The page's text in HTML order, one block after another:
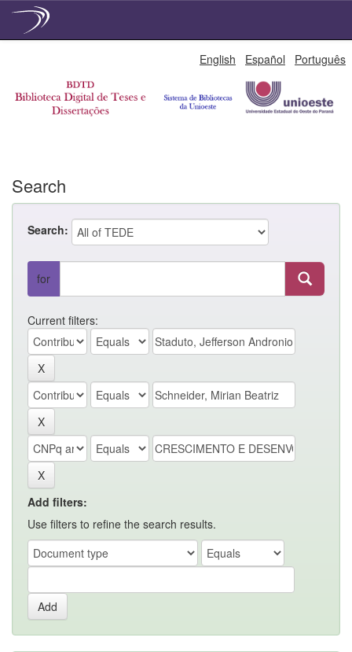
English Español Português
Search
Search:
for
Current filters:
Add filters:
Use filters to refine the search results.